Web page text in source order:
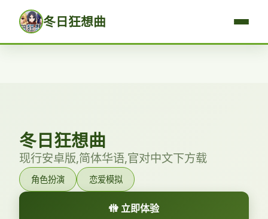
冬日狂想曲
冬日狂想曲
现行安卓版,简体华语,官对中文下方载
角色扮演 恋爱模拟
🚻 立即体验